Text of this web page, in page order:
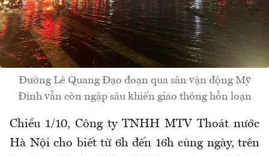
Đường Lê Quang Đạo đoạn qua sân vận động Mỹ
Đình vẫn còn ngập sâu khiến giao thông hỗn loạn
Chiều 1/10, Công ty TNHH MTV Thoát nước
Hà Nội cho biết từ 6h đến 16h cùng ngày, trên